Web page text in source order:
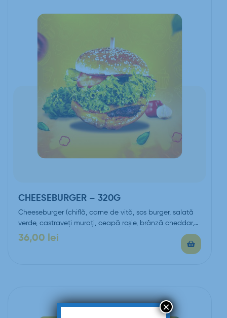
CHEESEBURGER – 320G
Cheeseburger (chiflă, carne de vită, sos burger, salată
verde, castraveți murați, ceapă roșie, brânză cheddar,…
36,00 lei
×